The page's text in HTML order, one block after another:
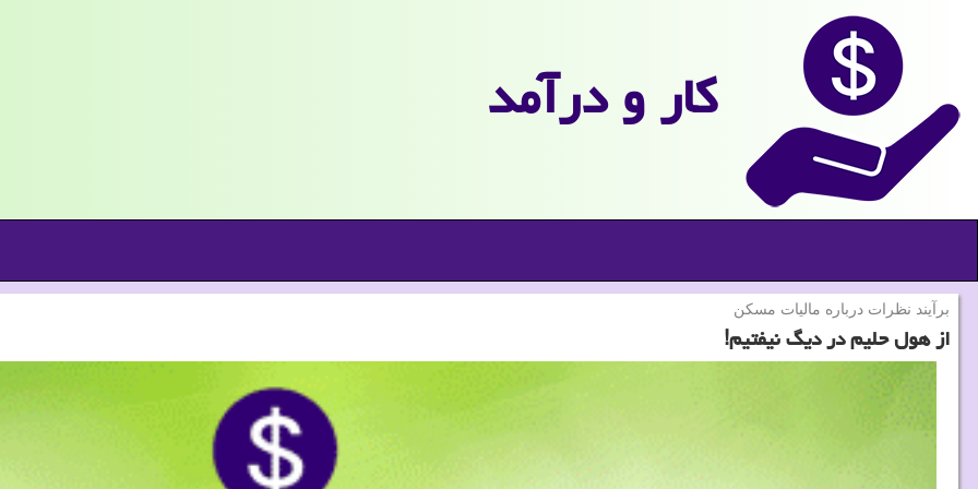
كار و درآمد
برآیند نظرات درباره مالیات مسكن
از هول حلیم در دیگ نیفتیم!